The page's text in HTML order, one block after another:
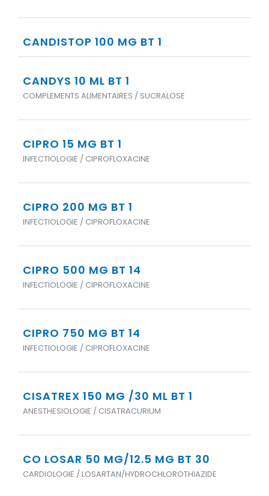
CANDISTOP 100 MG BT 1
CANDYS 10 ML BT 1
COMPLEMENTS ALIMENTAIRES / SUCRALOSE
CIPRO 15 MG BT 1
INFECTIOLOGIE / CIPROFLOXACINE
CIPRO 200 MG BT 1
INFECTIOLOGIE / CIPROFLOXACINE
CIPRO 500 MG BT 14
INFECTIOLOGIE / CIPROFLOXACINE
CIPRO 750 MG BT 14
INFECTIOLOGIE / CIPROFLOXACINE
CISATREX 150 MG /30 ML BT 1
ANESTHESIOLOGIE / CISATRACURIUM
CO LOSAR 50 MG/12.5 MG BT 30
CARDIOLOGIE / LOSARTAN/HYDROCHLOROTHIAZIDE